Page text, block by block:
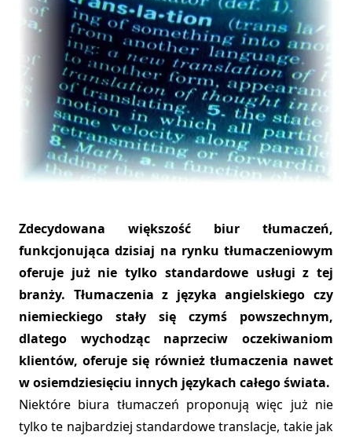
Zdecydowana większość biur tłumaczeń,
funkcjonująca dzisiaj na rynku tłumaczeniowym
oferuje już nie tylko standardowe usługi z tej
branży. Tłumaczenia z języka angielskiego czy
niemieckiego stały się czymś powszechnym,
dlatego wychodząc naprzeciw oczekiwaniom
klientów, oferuje się również tłumaczenia nawet
w osiemdziesięciu innych językach całego świata.
Niektóre biura tłumaczeń proponują więc już nie
tylko te najbardziej standardowe translacje, takie jak